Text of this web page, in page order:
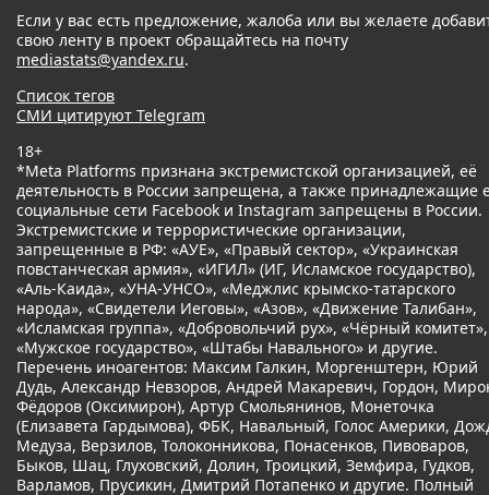
Если у вас есть предложение, жалоба или вы желаете
свою ленту в проект обращайтесь на почту
mediastats@yandex.ru.
Список тегов
СМИ цитируют Telegram
18+
*Meta Platforms признана экстремистской организацией, её
деятельность в России запрещена, а также принадлежащие
социальные сети Facebook и Instagram запрещены в России.
Экстремистские и террористические организации,
запрещенные в РФ: «АУЕ», «Правый сектор», «Украинская
повстанческая армия», «ИГИЛ» (ИГ, Исламское государство),
«Аль-Каида», «УНА-УНСО», «Меджлис крымско-татарского
народа», «Свидетели Иеговы», «Азов», «Движение Талибан»,
«Исламская группа», «Добровольчий рух», «Чёрный комитет»,
«Мужское государство», «Штабы Навального» и другие.
Перечень иноагентов: Максим Галкин, Моргенштерн, Юрий
Дудь, Александр Невзоров, Андрей Макаревич, Гордон,
Фёдоров (Оксимирон), Артур Смольянинов, Монеточка
(Елизавета Гардымова), ФБК, Навальный, Голос Америки,
Медуза, Верзилов, Толоконникова, Понасенков, Пивоваров,
Быков, Шац, Глуховский, Долин, Троицкий, Земфира, Гудков,
Варламов, Прусикин, Дмитрий Потапенко и другие. Полный